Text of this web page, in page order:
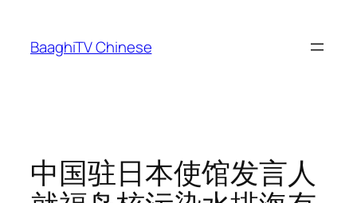
content
BaaghiTV Chinese
中国驻日本使馆发言人